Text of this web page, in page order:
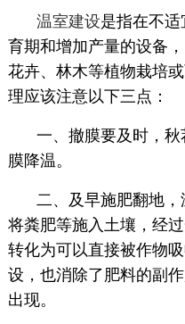
温室建设是指在不
育期和增加产量的设备
花卉、林木等植物栽培
理应该注意以下三点：
一、撤膜要及时，
膜降温。
二、及早施肥翻地
将粪肥等施入土壤，经
转化为可以直接被作物
设，也消除了肥料的副
出现。